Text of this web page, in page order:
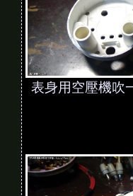
表身用空壓機吹